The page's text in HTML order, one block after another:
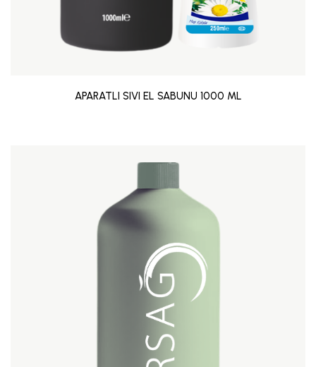
APARATLI SIVI EL SABUNU 1000 ML